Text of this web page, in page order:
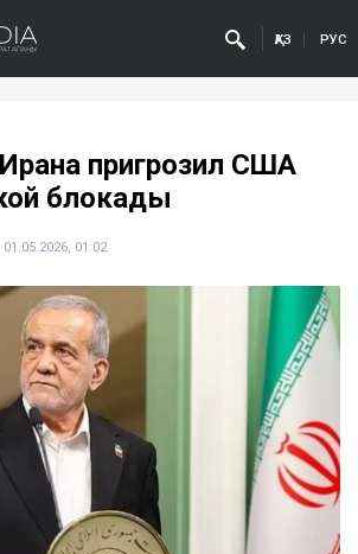
ҚАЗ РУС
пригрозил США
блокады
01.05.2026, 01:02